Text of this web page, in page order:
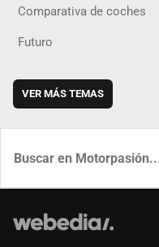
Comparativa de coches
Futuro
VER MÁS TEMAS